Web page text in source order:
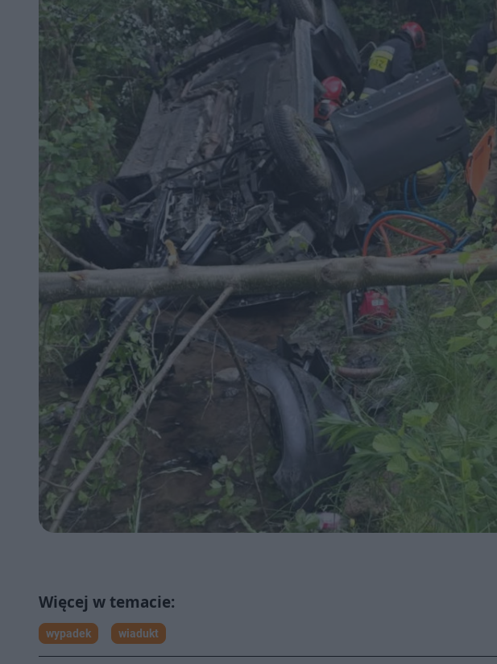
wypadek wiadukt